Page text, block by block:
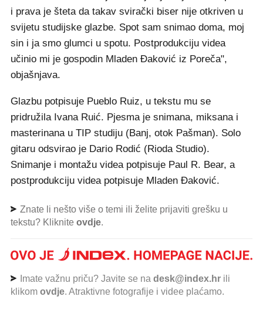
i prava je šteta da takav svirački biser nije otkriven u
svijetu studijske glazbe. Spot sam snimao doma, moj
sin i ja smo glumci u spotu. Postprodukciju videa
učinio mi je gospodin Mladen Đaković iz Poreča",
objašnjava.
Glazbu potpisuje Pueblo Ruiz, u tekstu mu se
pridružila Ivana Ruić. Pjesma je snimana, miksana i
masterinana u TIP studiju (Banj, otok Pašman). Solo
gitaru odsvirao je Dario Rodić (Rioda Studio).
Snimanje i montažu videa potpisuje Paul R. Bear, a
postprodukciju videa potpisuje Mladen Đaković.
Znate li nešto više o temi ili želite prijaviti grešku u
tekstu? Kliknite ovdje.
Imate važnu priču? Javite se na desk@index.hr ili
klikom ovdje. Atraktivne fotografije i videe plaćamo.